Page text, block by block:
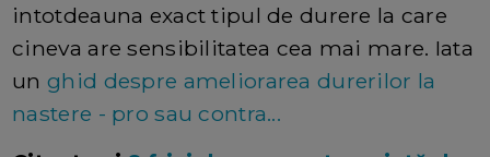
intotdeauna exact tipul de durere la care
cineva are sensibilitatea cea mai mare. Iata
unghid despre ameliorarea durerilor la
nastere - pro sau contra...